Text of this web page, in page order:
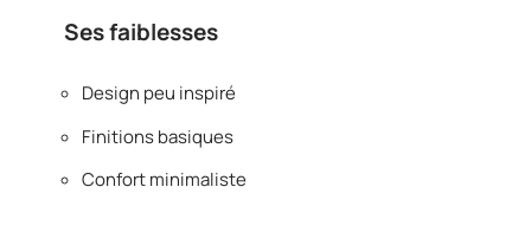
Ses faiblesses
Design peu inspiré
Finitions basiques
Confort minimaliste